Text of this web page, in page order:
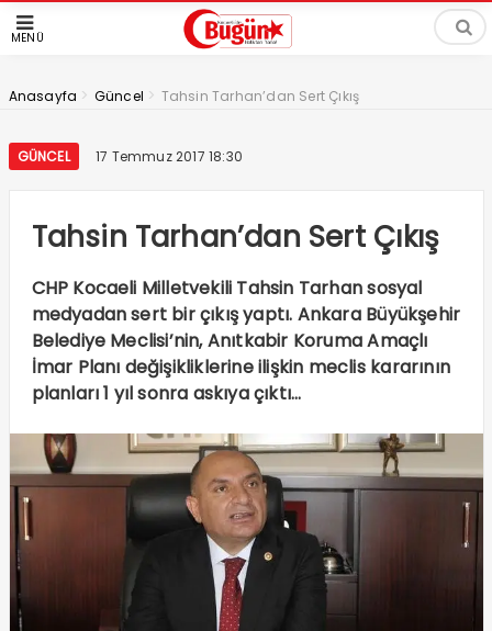
MENÜ
Anasayfa > Güncel > Tahsin Tarhan’dan Sert Çıkış
GÜNCEL 17 Temmuz 2017 18:30
Tahsin Tarhan’dan Sert Çıkış
CHP Kocaeli Milletvekili Tahsin Tarhan sosyal
medyadan sert bir çıkış yaptı. Ankara Büyükşehir
Belediye Meclisi’nin, Anıtkabir Koruma Amaçlı
İmar Planı değişikliklerine ilişkin meclis kararının
planları 1 yıl sonra askıya çıktı…